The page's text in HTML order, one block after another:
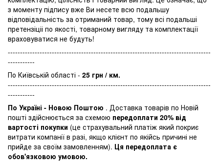
з моменту підпису вже Ви несете всю подальшу
відповідальність за отриманий товар, тому всі подальші
претензіціі по якості, товарному вигляду та комплектації
враховуватися не будуть!
-----------------------------------------------------------------------------------
-----------
По Київській області - 25 грн / км.
-----------------------------------------------------------------------------------
-----------
По Україні - Новою Поштою . Доставка товарів по Новій
пошті здійснюється за схемою передоплати 20% від
вартості покупки (це страхувальний платіж який покриє
витрати компанії в разі, якщо клієнт по якійсь причині не
прийде за своїм замовленням). Ця передоплата є
обов'язковою умовою.